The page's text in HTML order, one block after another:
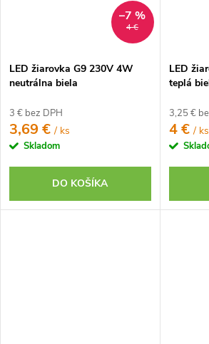
4 €
–7 %
LED žiarovka G9 230V 4W
neutrálna biela
3 € bez DPH
3,69 €/ ks
Skladom
DO KOŠÍKA
LED
teplá
3,25 €
4 €/ ks